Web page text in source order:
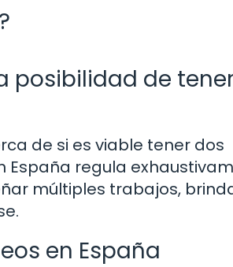
posibilidad de
de si es viable tener dos
España regula
múltiples trabajos,
en España